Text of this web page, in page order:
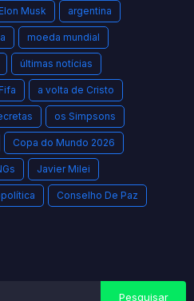
Musk argentina
moeda mundial
últimas notícias
a volta de Cristo
os Simpsons
Copa do Mundo 2026
Javier Milei
Conselho De Paz